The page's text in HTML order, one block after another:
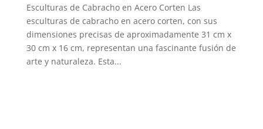
Esculturas de Cabracho en Acero Corten Las
esculturas de cabracho en acero corten, con sus
dimensiones precisas de aproximadamente 31 cm x
30 cm x 16 cm, representan una fascinante fusión de
arte y naturaleza. Esta...